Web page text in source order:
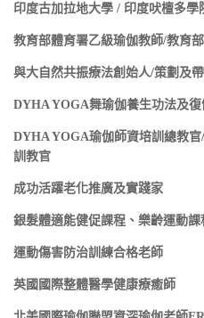
印度古加拉地大學 / 印度吠檀多學
教育部體育署乙級瑜伽教師/教育
與大自然共振療法創始人/策劃及
DYHA YOGA舞瑜伽養生功法及
DYHA YOGA瑜伽師資培訓總教
訓教官
成功活躍老化推廣及實踐家
銀髮體適能健促課程、樂齡運動
運動傷害防治訓練合格老師
英國國際整體醫學健康療癒師